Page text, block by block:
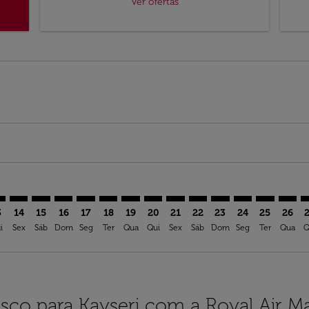
14
Sex
15
Sáb
16
Dom
17
Seg
18
Ter
19
Qua
20
Qui
SFO–ASR: cmp-view-
21
Sex
SFO–ASR: cmp-view-
22
Sáb
SFO–ASR: cmp-
23
Dom
SFO–ASR:
24
Seg
25
Ter
26
Qua